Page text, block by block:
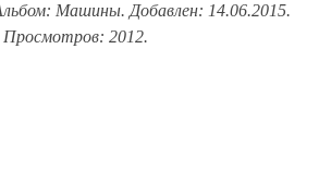
Машины. Добавлен: 14.06.2015.
Просмотров: 2012.